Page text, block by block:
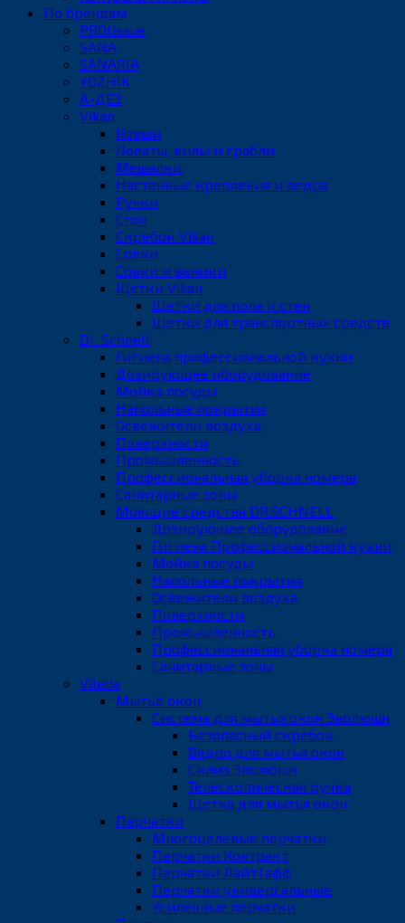
По брендам
PROtissue
SANA
SANARIA
YOZHIK
А-ДЕЗ
Vikan
Ковши
Лопаты, вилы и грабли
Мешалки
Настенные крепления и ведра
Ручки
Сгон
Скребок Vikan
Совки
Совки и веники
Щетки Vikan
Щетки для пола и стен
Щетки для транспортных средств
Dr. Schnell
Гигиена профессиональной кухни
Дозирующее оборудование
Мойка посуды
Напольные покрытия
Освежители воздуха
Поверхности
Промышленность
Профессиональная уборка номера
Санитарные зоны
Моющие средства DR.SCHNELL
Дозирующее оборудование
Гигиена Профессиональной кухни
Мойка посуды
Напольные покрытия
Освежители воздуха
Поверхности
Промышленность
Профессиональная уборка номера
Санитарные зоны
Vileda
Мытьё окон
Система для мытья окон Эволюшн
Безопасный скребок
Ведро для мытья окон
Склиз Эволюшн
Телескопическая ручка
Щетка для мытья окон
Перчатки
Многоцелевые перчатки
Перчатки Контракт
Перчатки ЛайтТафф
Перчатки универсальные
Усиленные перчатки